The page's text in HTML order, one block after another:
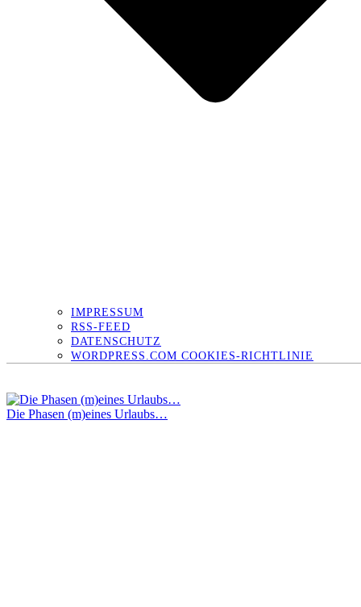
IMPRESSUM
RSS-FEED
DATENSCHUTZ
WORDPRESS.COM COOKIES-RICHTLINIE
Die Phasen (m)eines Urlaubs…